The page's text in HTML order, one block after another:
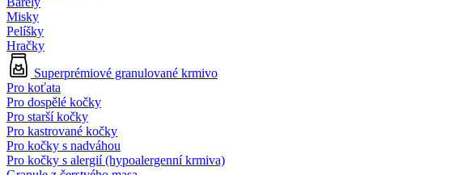
Misky
Pelíšky
Hračky
Superprémiové granulované krmivo
Pro koťata
Pro dospělé kočky
Pro starší kočky
Pro kastrované kočky
Pro kočky s nadváhou
Pro kočky s alergií (hypoalergenní krmiva)